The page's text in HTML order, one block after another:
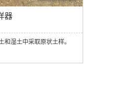
器
和湿土中采取原状土样。